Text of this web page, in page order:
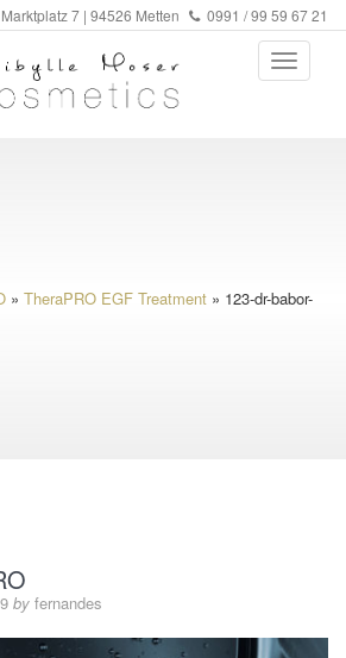
7 | 94526 Metten 0991 / 99 59 67 21
» TheraPRO EGF Treatment » 123-dr-babor-
by fernandes